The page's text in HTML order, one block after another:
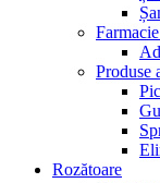
Produse
Rozătoare